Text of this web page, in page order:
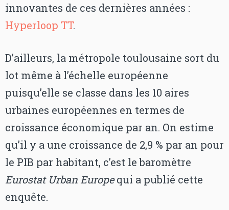
innovantes de ces dernières années :
Hyperloop TT.
D’ailleurs, la métropole toulousaine sort du
lot même à l’échelle européenne
puisqu’elle se classe dans les 10 aires
urbaines européennes en termes de
croissance économique par an. On estime
qu’il y a une croissance de 2,9 % par an pour
le PIB par habitant, c’est le baromètre
Eurostat Urban Europequi a publié cette
enquête.